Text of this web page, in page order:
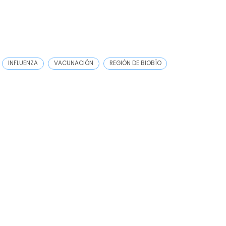
INFLUENZA VACUNACIÓN REGIÓN DE BIOBÍO